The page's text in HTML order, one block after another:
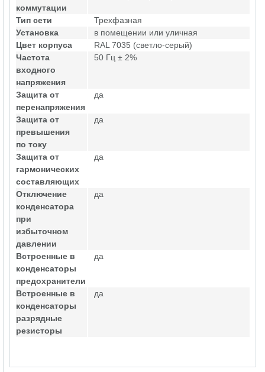
коммутации
Тип сети
Трехфазная
Установка
в помещении или уличная
Цвет корпуса
RAL 7035 (светло-серый)
Частота
входного
напряжения
50 Гц ± 2%
Защита от
перенапряжения
да
Защита от
превышения
по току
да
Защита от
гармонических
составляющих
да
Отключение
конденсатора
при
избыточном
давлении
да
Встроенные в
конденсаторы
предохранители
да
Встроенные в
конденсаторы
разрядные
резисторы
да